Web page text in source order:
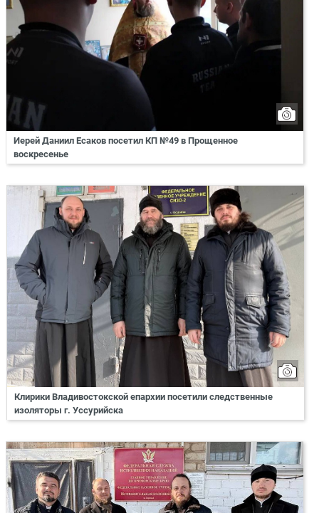
Иерей Даниил Есаков посетил КП №49 в Прощенное
воскресенье
Клирики Владивостокской епархии посетили следственные
изоляторы г. Уссурийска